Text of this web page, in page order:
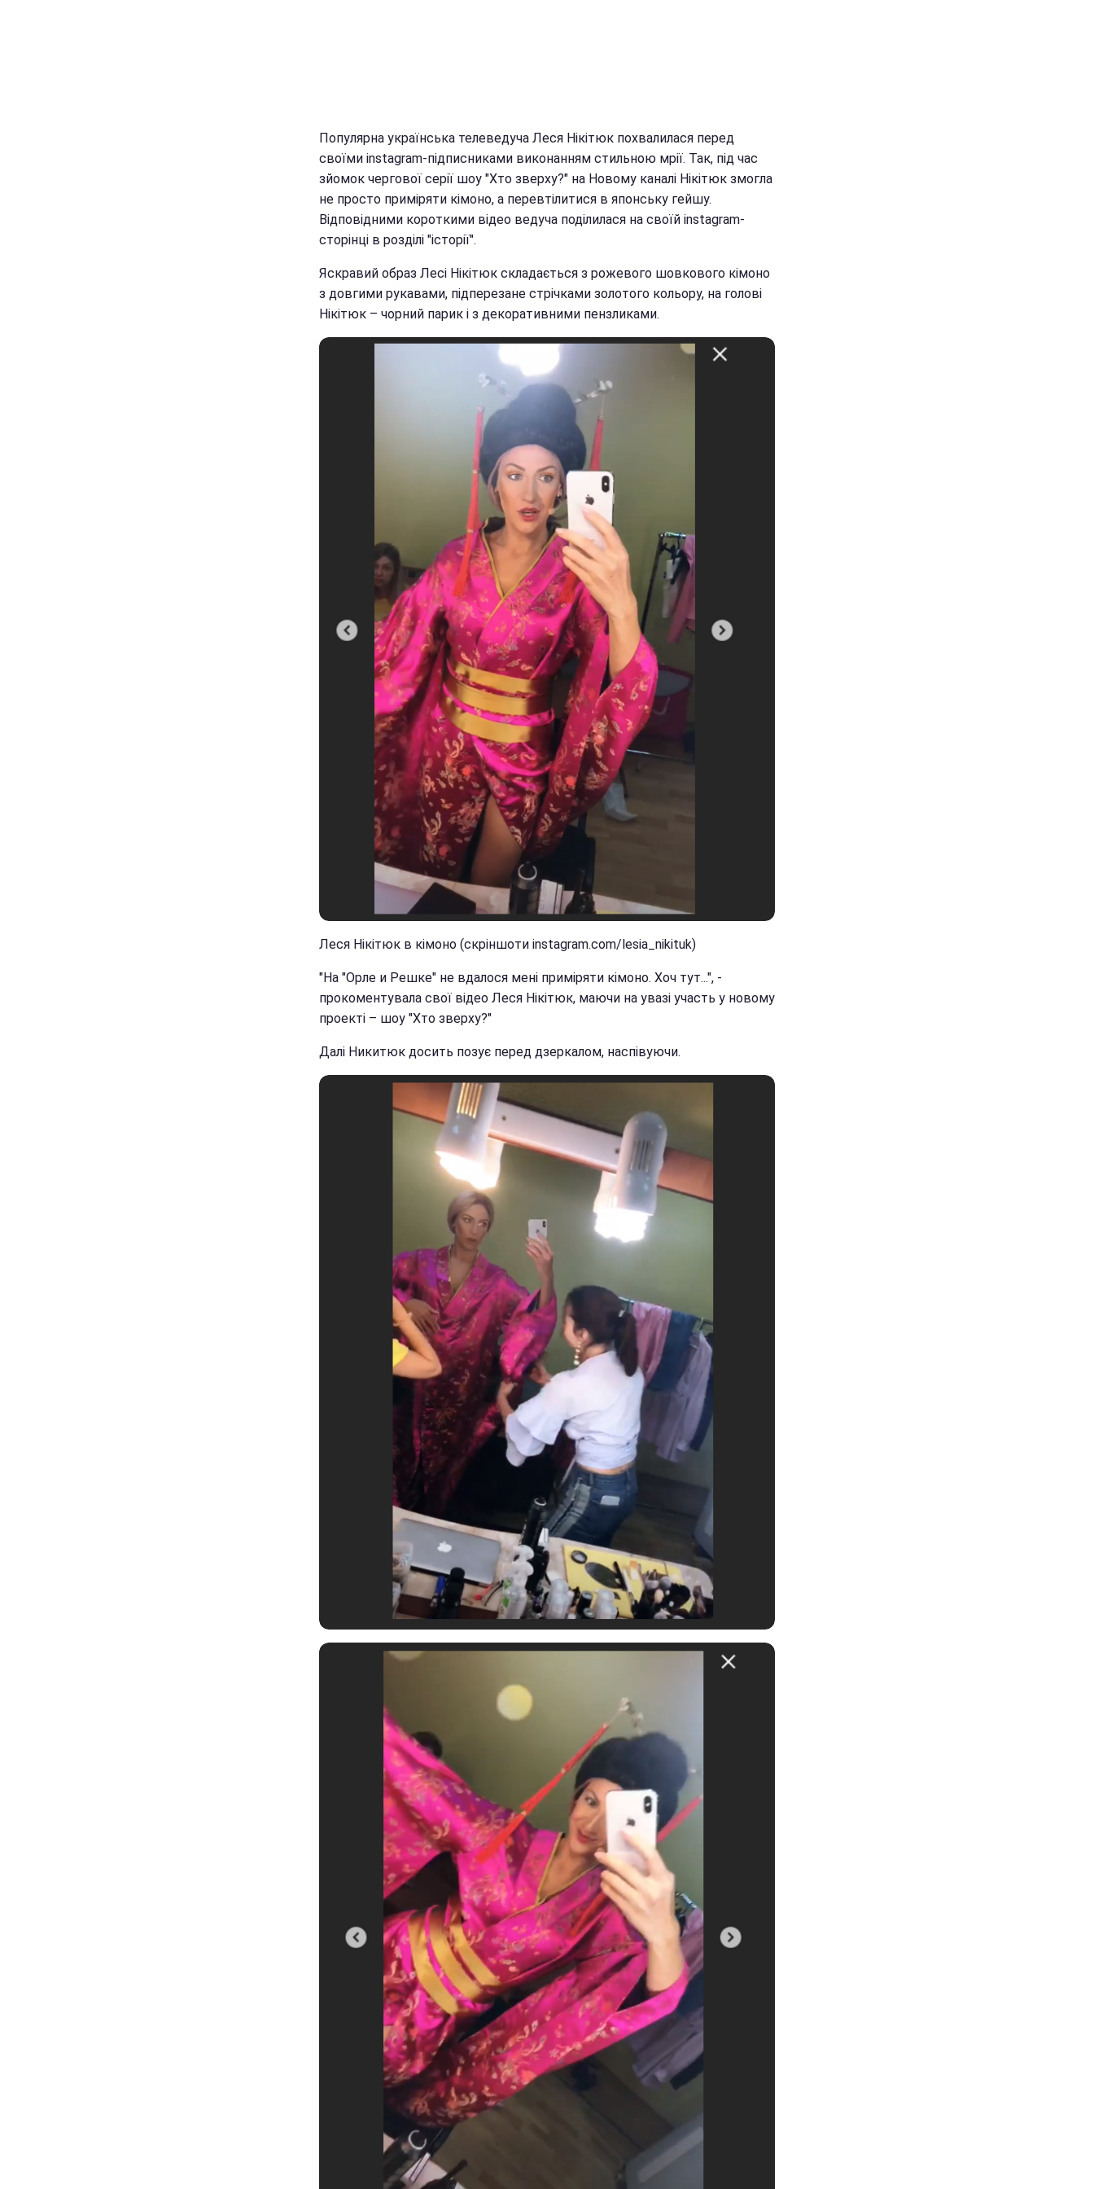
Популярна українська телеведуча Леся Нікітюк похвалилася перед
своїми instagram-підписниками виконанням стильною мрії. Так, під час
зйомок чергової серії шоу "Хто зверху?" на Новому каналі Нікітюк змогла
не просто приміряти кімоно, а перевтілитися в японську гейшу.
Відповідними короткими відео ведуча поділилася на своїй instagram-
сторінці в розділі "історії".
Яскравий образ Лесі Нікітюк складається з рожевого шовкового кімоно
з довгими рукавами, підперезане стрічками золотого кольору, на голові
Нікітюк – чорний парик і з декоративними пензликами.
Леся Нікітюк в кімоно (скріншоти instagram.com/lesia_nikituk)
"На "Орле и Решке" не вдалося мені приміряти кімоно. Хоч тут...", -
прокоментувала свої відео Леся Нікітюк, маючи на увазі участь у новому
проекті – шоу "Хто зверху?"
Далі Никитюк досить позує перед дзеркалом, наспівуючи.